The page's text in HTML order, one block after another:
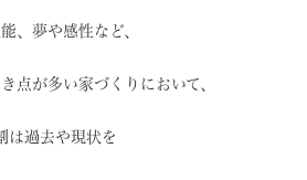
、夢や感性など、
点が多い家づくりにおいて、
は過去や現状を